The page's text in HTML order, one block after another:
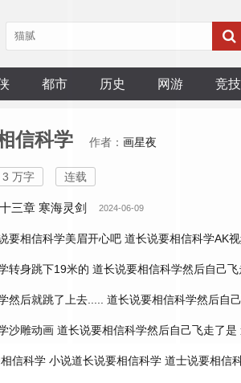
都市 历史 网游 竞技
信科学 作者： 画星夜
3 万字 连载
三章 寒海灵剑 2024-06-09
要相信科学美眉开心吧 道长说要相信科学AK
转身跳下19米的 道长说要相信科学然后自己
然后就跳了上去..... 道长说要相信科学然后自
沙雕动画 道长说要相信科学然后自己飞走了是
信科学 小说道长说要相信科学 道士说要相信